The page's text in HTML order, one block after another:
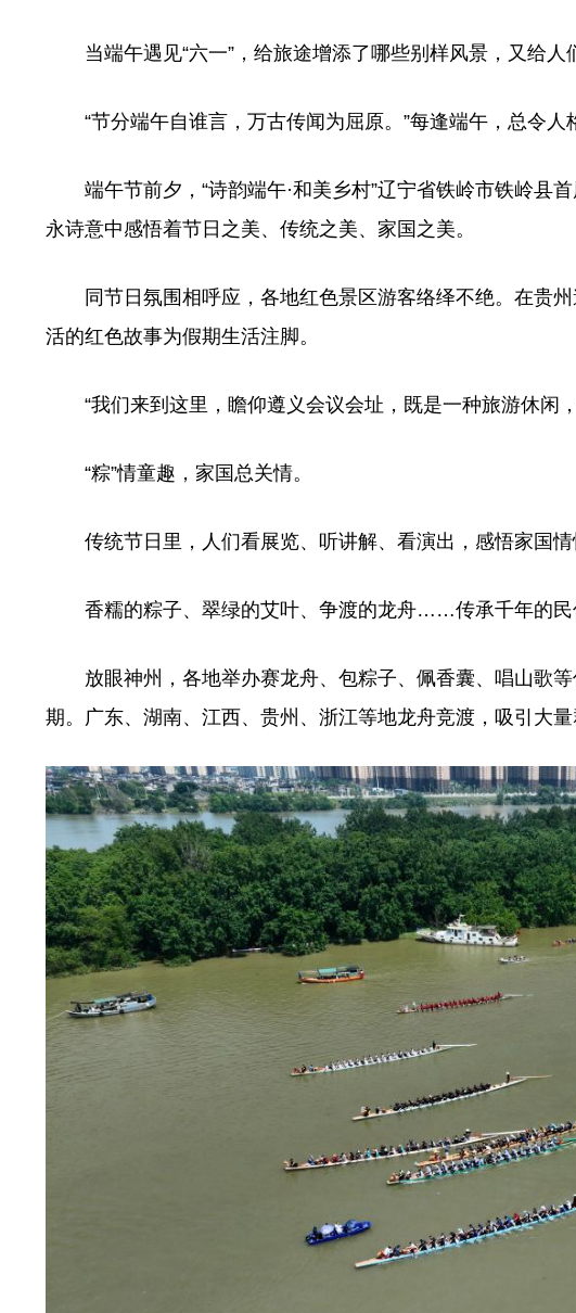
当端午遇见“六一”，给旅途增添了哪些别样风景，又给人
“节分端午自谁言，万古传闻为屈原。”每逢端午，总令人
端午节前夕，“诗韵端午·和美乡村”辽宁省铁岭市铁岭县
永诗意中感悟着节日之美、传统之美、家国之美。
同节日氛围相呼应，各地红色景区游客络绎不绝。在贵州
活的红色故事为假期生活注脚。
“我们来到这里，瞻仰遵义会议会址，既是一种旅游休闲
“粽”情童趣，家国总关情。
传统节日里，人们看展览、听讲解、看演出，感悟家国情
香糯的粽子、翠绿的艾叶、争渡的龙舟……传承千年的民
放眼神州，各地举办赛龙舟、包粽子、佩香囊、唱山歌等
期。广东、湖南、江西、贵州、浙江等地龙舟竞渡，吸引大